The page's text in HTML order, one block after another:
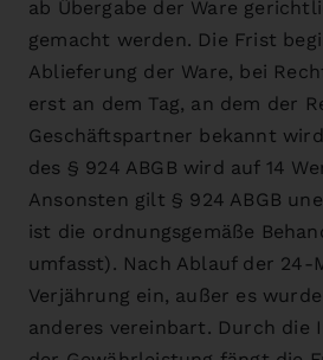
ab Übergabe der Ware
gemacht werden. Die Frist
Ablieferung der Ware, bei
erst an dem Tag, an dem der
Geschäftspartner bekannt
des § 924 ABGB wird auf 14
Ansonsten gilt § 924 ABGB
ist die ordnungsgemäße
umfasst). Nach Ablauf der
Verjährung ein, außer es
anderes vereinbart. Durch die